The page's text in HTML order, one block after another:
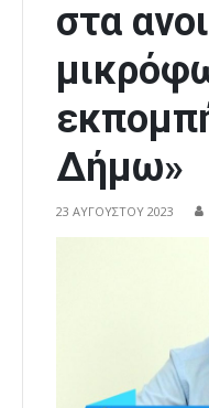
στα
Δήμω»
23 ΑΥΓΟΎΣΤΟΥ 2023